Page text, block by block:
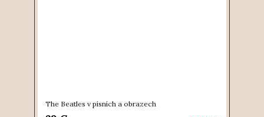
The Beatles v písních a obrazech